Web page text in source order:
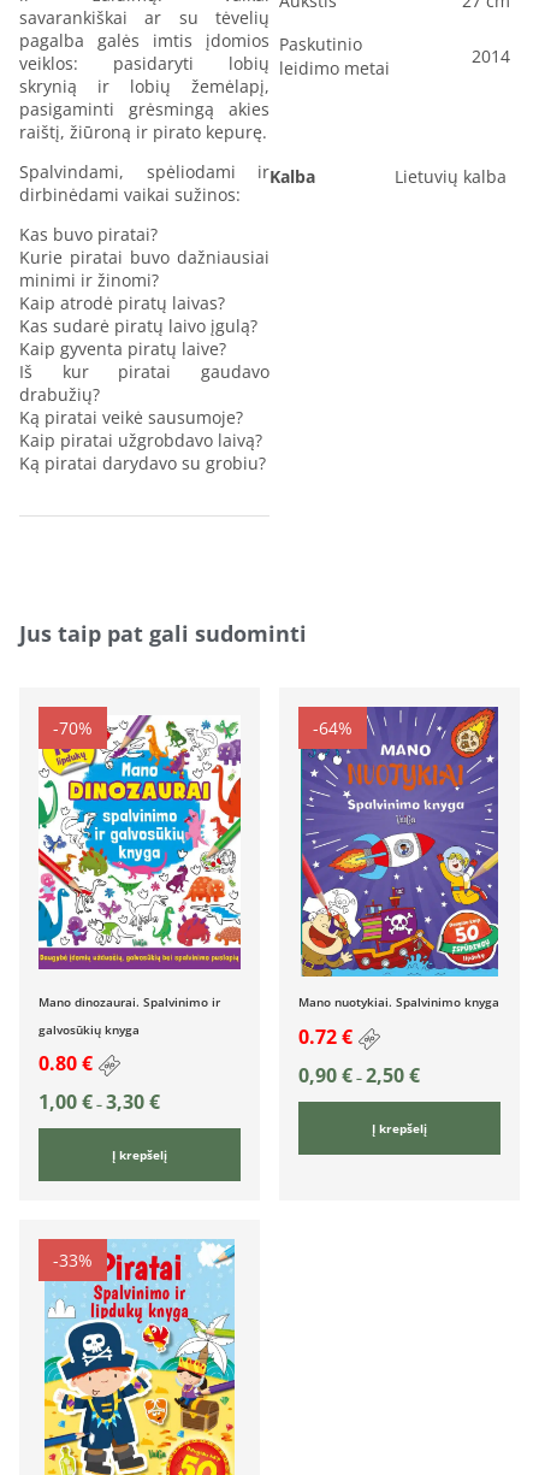
savarankiškai ar su tėvelių
pagalba galės imtis įdomios
veiklos: pasidaryti lobių
skrynią ir lobių žemėlapį,
pasigaminti grėsmingą akies
raištį, žiūroną ir pirato kepurę.
Spalvindami, spėliodami ir
dirbinėdami vaikai sužinos:
Kas buvo piratai?
Kurie piratai buvo dažniausiai
minimi ir žinomi?
Kaip atrodė piratų laivas?
Kas sudarė piratų laivo įgulą?
Kaip gyventa piratų laive?
Iš kur piratai gaudavo
drabužių?
Ką piratai veikė sausumoje?
Kaip piratai užgrobdavo laivą?
Ką piratai darydavo su grobiu?
Paskutinio
leidimo metai
2014
Kalba Lietuvių kalba
Jus taip pat gali sudominti
-70%
Mano dinozaurai. Spalvinimo ir
galvosūkių knyga
0.80 €
1,00€ – 3,30€
Į krepšelį
-64%
Mano nuotykiai. Spalvinimo knyga
0.72 €
0,90€ – 2,50€
Į krepšelį
-33%